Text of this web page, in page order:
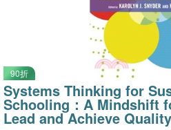
90折
Systems Thinking for
Schooling：A Mindshift
Lead and Achieve